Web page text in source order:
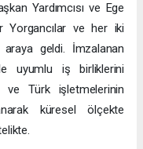
Yardımcısı ve Ege
Yorgancılar ve her iki
geldi. İmzalanan
uyumlu iş birliklerini
ve Türk işletmelerinin
küresel ölçekte